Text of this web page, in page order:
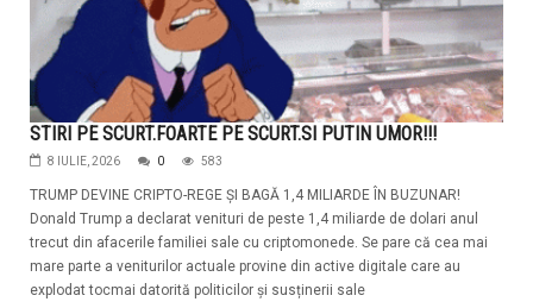
STIRI PE SCURT.FOARTE PE SCURT.SI PUTIN UMOR!!!
8 IULIE, 2026 0 583
TRUMP DEVINE CRIPTO-REGE ȘI BAGĂ 1,4 MILIARDE ÎN BUZUNAR!
Donald Trump a declarat venituri de peste 1,4 miliarde de dolari anul
trecut din afacerile familiei sale cu criptomonede. Se pare că cea mai
mare parte a veniturilor actuale provine din active digitale care au
explodat tocmai datorită politicilor și susținerii sale